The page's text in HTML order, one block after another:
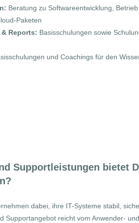
Beratung zu Softwareentwicklung,
Paketen
Reports: Basisschulungen sowie
und Coachings für den
Supportleistungen bietet
dabei, ihre IT-Systeme stabil,
Supportangebot reicht vom Anwender-